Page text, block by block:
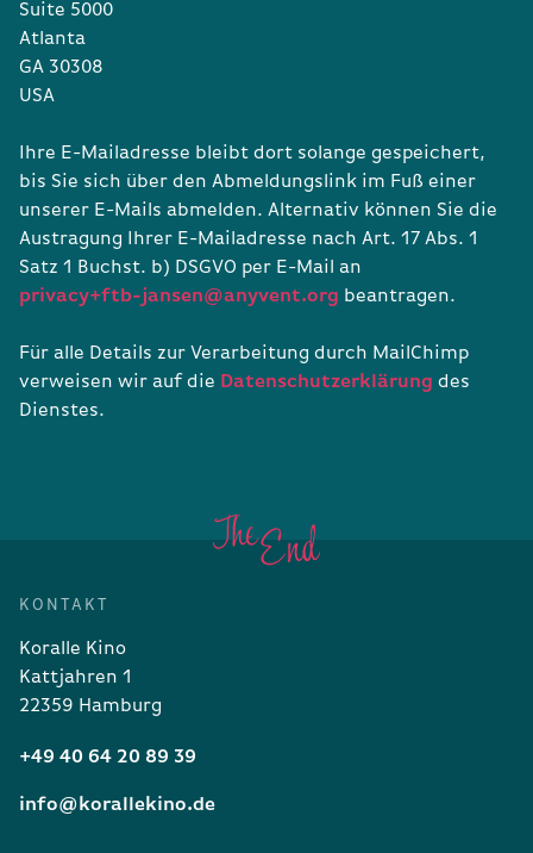
Suite 5000
Atlanta
GA 30308
USA
Ihre E-Mailadresse bleibt dort solange gespeichert,
bis Sie sich über den Abmeldungslink im Fuß einer
unserer E-Mails abmelden. Alternativ können Sie die
Austragung Ihrer E-Mailadresse nach Art. 17 Abs. 1
Satz 1 Buchst. b) DSGVO per E-Mail an
privacy+ftb-jansen@anyvent.org beantragen.
Für alle Details zur Verarbeitung durch MailChimp
verweisen wir auf die Datenschutzerklärung des
Dienstes.
KONTAKT
Koralle Kino
Kattjahren 1
22359 Hamburg
+49 40 64 20 89 39
info@korallekino.de